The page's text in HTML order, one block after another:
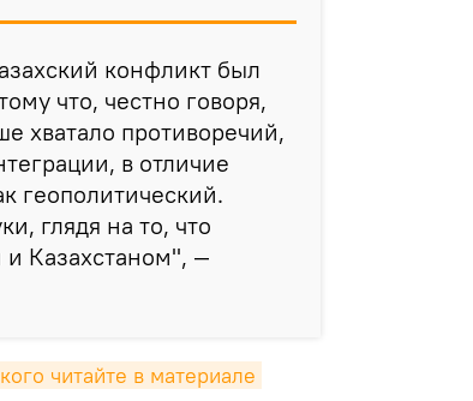
конфликт был
что, честно говоря,
хватало противоречий,
в отличие
геополитический.
глядя на то, что
Казахстаном", —
читайте в материале